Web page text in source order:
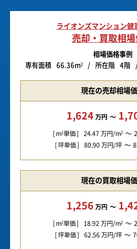
ライオンズマンション健
売却・買取相
相場価格事例
専有面積
66.36m2 所在階 4階
現在の売却相場
1,624 万円
m2単価 24.47 万円/m2
坪単価 80.90 万円/坪
現在の買取相場
1,256 万円
m2単価 18.92 万円/m2
坪単価 62.56 万円/坪